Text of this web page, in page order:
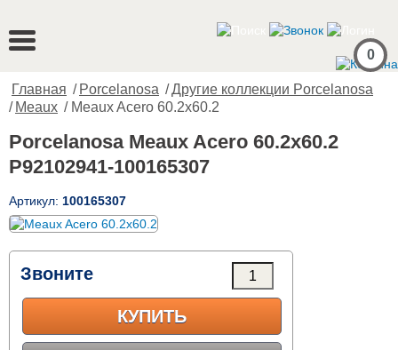
0
Главная / Porcelanosa /Другие коллекции Porcelanosa
/ Meaux / Meaux Acero 60.2x60.2
Porcelanosa Meaux Acero 60.2x60.2
P92102941-100165307
Артикул: 100165307
Звоните
КУПИТЬ